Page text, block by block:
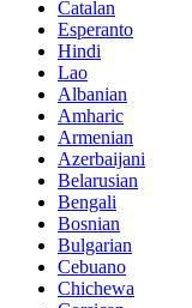
Catalan
Esperanto
Hindi
Lao
Albanian
Amharic
Armenian
Azerbaijani
Belarusian
Bengali
Bosnian
Bulgarian
Cebuano
Chichewa